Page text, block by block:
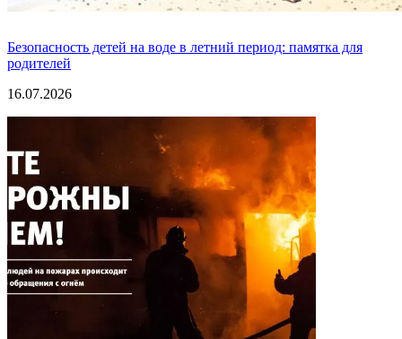
Безопасность детей на воде в летний период: памятка для
родителей
16.07.2026